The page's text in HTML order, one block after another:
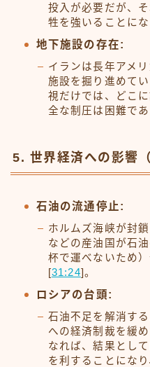
投入が必要だが、
牲を強いることに
地下施設の存在:
イランは長年アメ
施設を掘り進めて
視だけでは、どこ
全な制圧は困難で
5. 世界経済への影響
石油の流通停止:
ホルムズ海峡が封
などの産油国が石
杯で運べないため
[31:24]。
ロシアの台頭:
石油不足を解消す
への経済制裁を緩
なれば、結果とし
を利することにな